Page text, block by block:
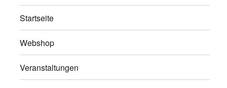
Startseite
Webshop
Veranstaltungen